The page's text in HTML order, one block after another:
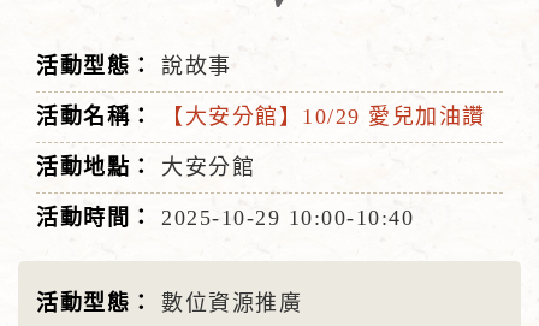
說故事
【大安分館】10/29 愛兒加油讚
大安分館
2025-10-29 10:00-10:40
數位資源推廣